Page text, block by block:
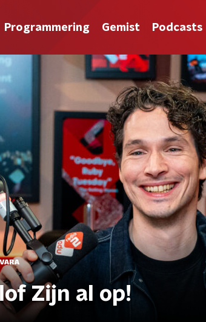
Programmering Gemist Podcasts
Zijn al op!